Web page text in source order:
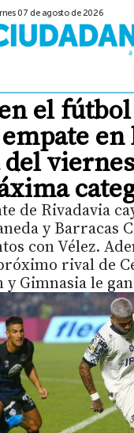
07 de agosto de 2026
el
en
de Rivadavia
y Barracas
con Vélez.
rival de
Gimnasia le